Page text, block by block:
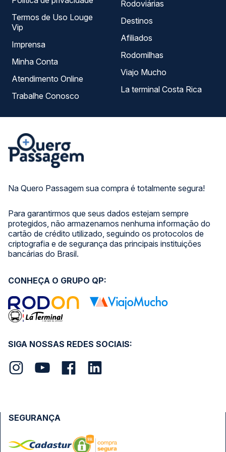
Na Quero Passagem sua compra é totalmente segura!
Para garantirmos que seus dados estejam sempre
protegidos, não armazenamos nenhuma informação do
cartão de crédito utilizado, seguindo os protocolos de
criptografia e de segurança das principais instituições
bancárias do Brasil.
Termos de Uso Louge
Vip
Imprensa
Minha Conta
Atendimento Online
Trabalhe Conosco
Rodoviárias
Destinos
Afiliados
Rodomilhas
Viajo Mucho
La terminal Costa Rica
SIGA NOSSAS REDES SOCIAIS:
CONHEÇA O GRUPO QP:
SEGURANÇA